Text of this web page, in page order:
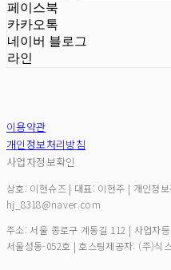
페이스북
카카오톡
네이버 블로그
라인
이용약관
개인정보처리방침
사업자정보확인
상호: 이현슈즈 | 대표: 이현주 | 개인정
hj_8318@naver.com
주소: 서울 종로구 계동길 112 | 사업자
서울성동-052호 | 호스팅제공자: (주)식